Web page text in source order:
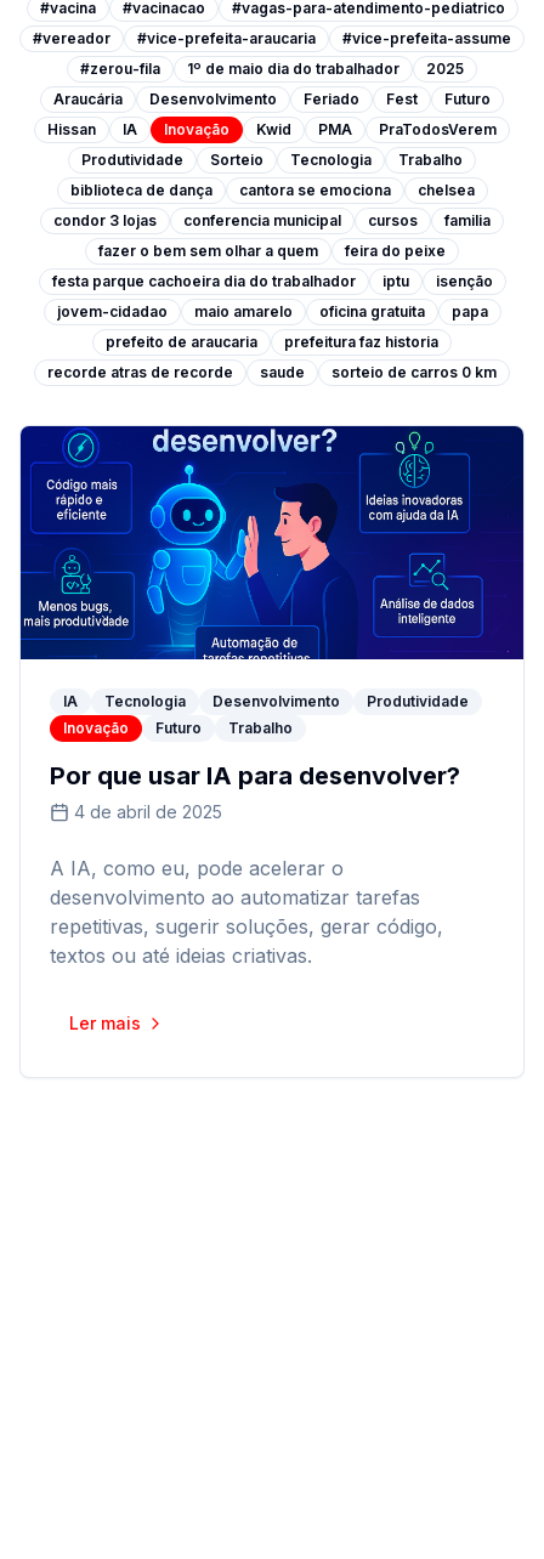
#vacina #vacinacao
#vagas-para-atendimento-pediatrico
#vereador
#vice-prefeita-araucaria
#vice-prefeita-assume
#zerou-fila
1º de maio dia do trabalhador
2025
Araucária
Desenvolvimento Feriado Fest
Futuro
Hissan
IA Inovação Kwid PMA
PraTodosVerem
Produtividade
Sorteio Tecnologia
Trabalho
biblioteca de dança
cantora se emociona
chelsea
condor 3 lojas
conferencia municipal cursos
familia
fazer o bem sem olhar a quem
feira do peixe
festa parque cachoeira dia do trabalhador
iptu
isenção
jovem-cidadao
maio amarelo oficina gratuita
papa
prefeito de araucaria
prefeitura faz historia
recorde atras de recorde
saude sorteio de carros 0 km
IA Tecnologia Desenvolvimento
Produtividade
Inovação
Futuro Trabalho
Por que usar IA para desenvolver?
4 de abril de 2025
A IA, como eu, pode acelerar o
desenvolvimento ao automatizar tarefas
repetitivas, sugerir soluções, gerar código,
textos ou até ideias criativas.
Ler mais